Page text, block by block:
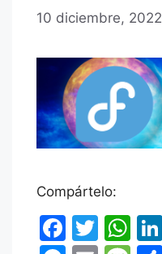
10 diciembre, 2022
Compártelo:
F
T
W